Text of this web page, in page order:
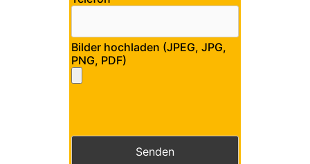
Bilder hochladen (JPEG, JPG,
PNG, PDF)
Bitte lasse dieses Feld leer.